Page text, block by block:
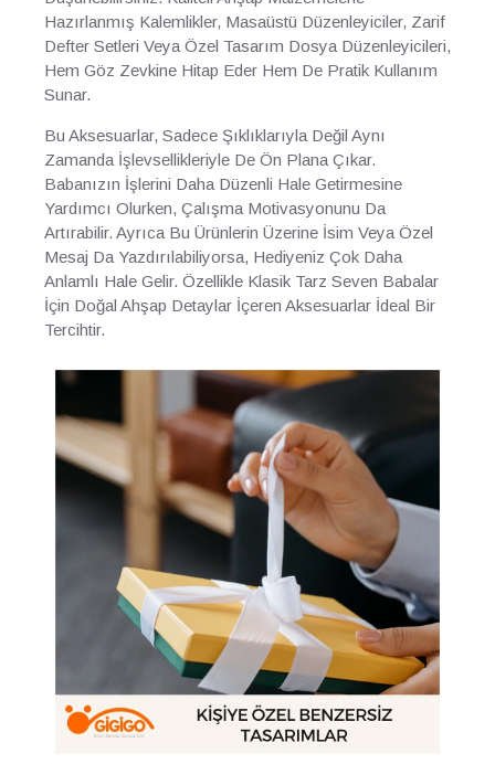
Hazırlanmış Kalemlikler, Masaüstü Düzenleyiciler, Zarif
Defter Setleri Veya Özel Tasarım Dosya Düzenleyicileri,
Hem Göz Zevkine Hitap Eder Hem De Pratik Kullanım
Sunar.
Bu Aksesuarlar, Sadece Şıklıklarıyla Değil Aynı
Zamanda İşlevsellikleriyle De Ön Plana Çıkar.
Babanızın İşlerini Daha Düzenli Hale Getirmesine
Yardımcı Olurken, Çalışma Motivasyonunu Da
Artırabilir. Ayrıca Bu Ürünlerin Üzerine İsim Veya Özel
Mesaj Da Yazdırılabiliyorsa, Hediyeniz Çok Daha
Anlamlı Hale Gelir. Özellikle Klasik Tarz Seven Babalar
İçin Doğal Ahşap Detaylar İçeren Aksesuarlar İdeal Bir
Tercihtir.